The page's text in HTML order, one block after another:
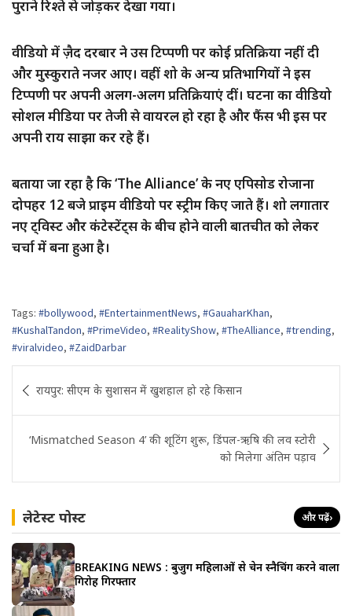
पुराने रिश्ते से जोड़कर देखा गया।
वीडियो में ज़ैद दरबार ने उस टिप्पणी पर कोई प्रतिक्रिया नहीं दी
और मुस्कुराते नजर आए। वहीं शो के अन्य प्रतिभागियों ने इस
टिप्पणी पर अपनी अलग-अलग प्रतिक्रियाएं दीं। घटना का वीडियो
सोशल मीडिया पर तेजी से वायरल हो रहा है और फैंस भी इस पर
अपनी राय साझा कर रहे हैं।
बताया जा रहा है कि ‘The Alliance’ के नए एपिसोड रोजाना
दोपहर 12 बजे प्राइम वीडियो पर स्ट्रीम किए जाते हैं। शो लगातार
नए ट्विस्ट और कंटेस्टेंट्स के बीच होने वाली बातचीत को लेकर
चर्चा में बना हुआ है।
Tags: #bollywood, #EntertainmentNews, #GauaharKhan,
#KushalTandon, #PrimeVideo, #RealityShow, #TheAlliance, #trending,
#viralvideo, #ZaidDarbar
navigation
रायपुर: सीएम के सुशासन में खुशहाल हो रहे किसान
‘Mismatched Season 4’ की शूटिंग शुरू, डिंपल-ऋषि की लव स्टोरी
को मिलेगा अंतिम पड़ाव
लेटेस्ट पोस्ट और पढ़ें›
BREAKING NEWS : बुजुर्ग महिलाओं से चेन स्नैचिंग करने वाला
गिरोह गिरफ्तार